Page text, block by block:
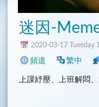
迷因-
2020-03-17 Tuesday
頻道 繁中
上課紓壓、上班解悶